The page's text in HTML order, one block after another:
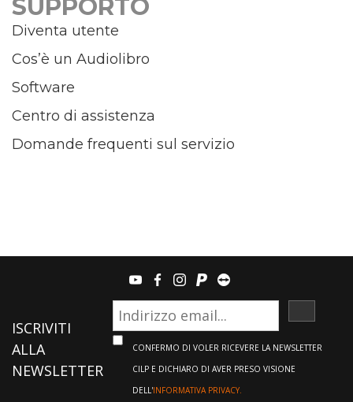
SUPPORTO
Diventa utente
Cos’è un Audiolibro
Software
Centro di assistenza
Domande frequenti sul servizio
youtubefacebook
instagram
paypalteamviewer
ISCRIVITI
ALLA
NEWSLETTER
CONFERMO DI VOLER RICEVERE LA NEWSLETTER
CILP E DICHIARO DI AVER PRESO VISIONE
DELL'INFORMATIVA PRIVACY.